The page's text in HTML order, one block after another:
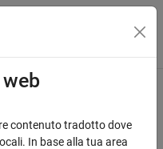
di navigazione
contenuto tradotto dove
In base alla tua area